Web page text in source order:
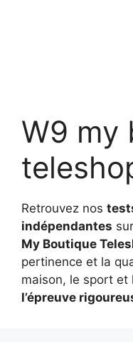
W9 my
Retrouvez nos
indépendantes
My Boutique
pertinence et la
maison, le sport et
l’épreuve